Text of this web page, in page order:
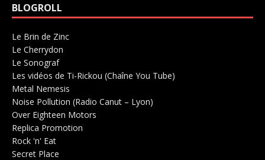
BLOGROLL
Le Brin de Zinc
Le Cherrydon
Le SonografSalle de concerts 0
Les vidéos de Ti-Rickou (Chaîne You Tube)
Metal Nemesis
Noise Pollution (Radio Canut – Lyon)
Over Eighteen Motors
Replica Promotion
Rock 'n' Eat
Secret Place